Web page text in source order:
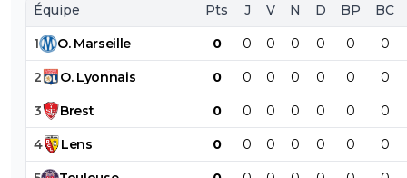
Équipe Pts J V N D BP BC
1 O. Marseille 0 0 0 0 0 0 0
2 O. Lyonnais 0 0 0 0 0 0 0
3 Brest 0 0 0 0 0 0 0
4 Lens 0 0 0 0 0 0 0